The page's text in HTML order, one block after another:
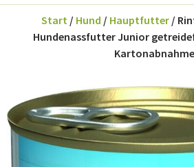
Start/ Hund / Hauptfutter/
Hundenassfutter Junior
Kartonabnahme